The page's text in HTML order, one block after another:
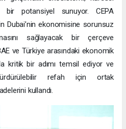
bir potansiyel sunuyor. CEPA
Dubai’nin ekonomisine sorunsuz
sağlayacak bir çerçeve
ve Türkiye arasındaki ekonomik
kritik bir adımı temsil ediyor ve
refah için ortak
kullandı.